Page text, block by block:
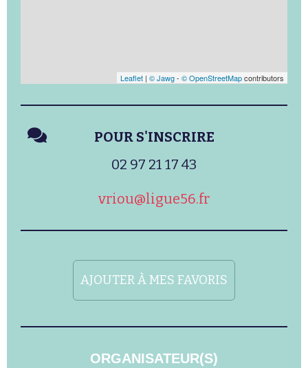
Leaflet | © Jawg- © OpenStreetMapcontributors
POUR S'INSCRIRE
02 97 21 17 43
vriou@ligue56.fr
AJOUTER À MES FAVORIS
ORGANISATEUR(S)